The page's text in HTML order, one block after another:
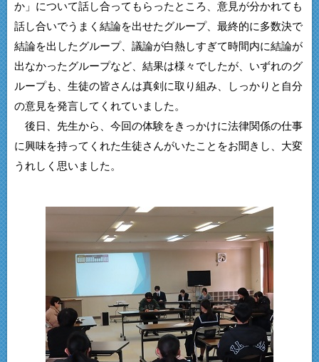
か」について話し合ってもらったところ、意見が分かれても
話し合いでうまく結論を出せたグループ、最終的に多数決で
結論を出したグループ、議論が白熱しすぎて時間内に結論が
出なかったグループなど、結果は様々でしたが、いずれのグ
ループも、生徒の皆さんは真剣に取り組み、しっかりと自分
の意見を発言してくれていました。
後日、先生から、今回の体験をきっかけに法律関係の仕事
に興味を持ってくれた生徒さんがいたことをお聞きし、大変
うれしく思いました。